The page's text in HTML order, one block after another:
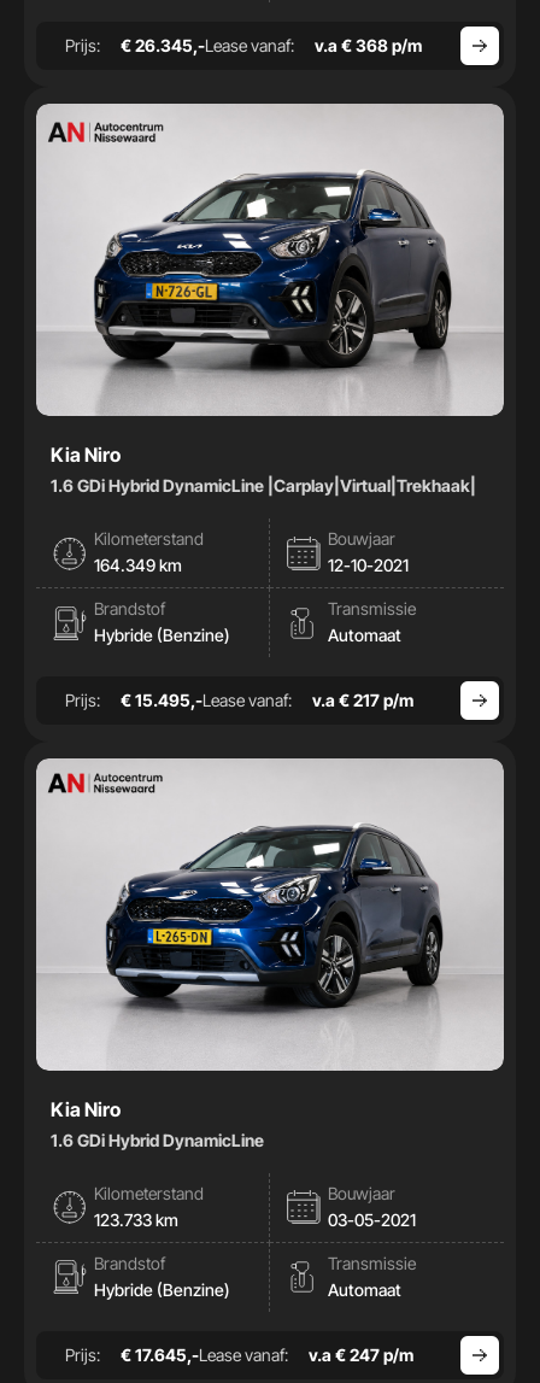
Prijs: € 26.345,-Lease vanaf: v.a € 368 p/m
Kia Niro
1.6 GDi Hybrid DynamicLine |Carplay|Virtual|Trekhaak|
Kilometerstand
164.349 km
Bouwjaar
12-10-2021
Brandstof
Hybride (Benzine)
Transmissie
Automaat
Prijs: € 15.495,-Lease vanaf: v.a € 217 p/m
Kia Niro
1.6 GDi Hybrid DynamicLine
Kilometerstand
123.733 km
Bouwjaar
03-05-2021
Brandstof
Hybride (Benzine)
Transmissie
Automaat
Prijs: € 17.645,-Lease vanaf: v.a € 247 p/m